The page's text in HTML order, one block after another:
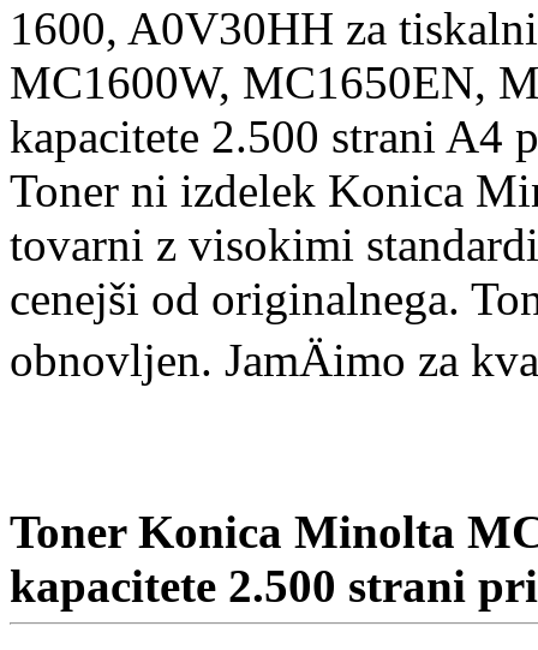
1600, A0V30HH za
MC1600W, MC1650EN,
kapacitete 2.500 strani A4
Toner ni izdelek Konica
tovarni z visokimi
cenejši od originalnega.
obnovljen. JamÄimo za
Toner Konica Minolta
kapacitete 2.500 strani